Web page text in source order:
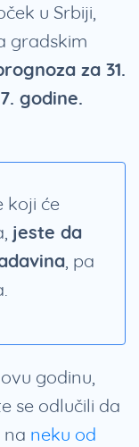
u Srbiji,
gradskim
za 31.
godine.
koji će
jeste da
, pa
godinu,
se odlučili da
na neku od